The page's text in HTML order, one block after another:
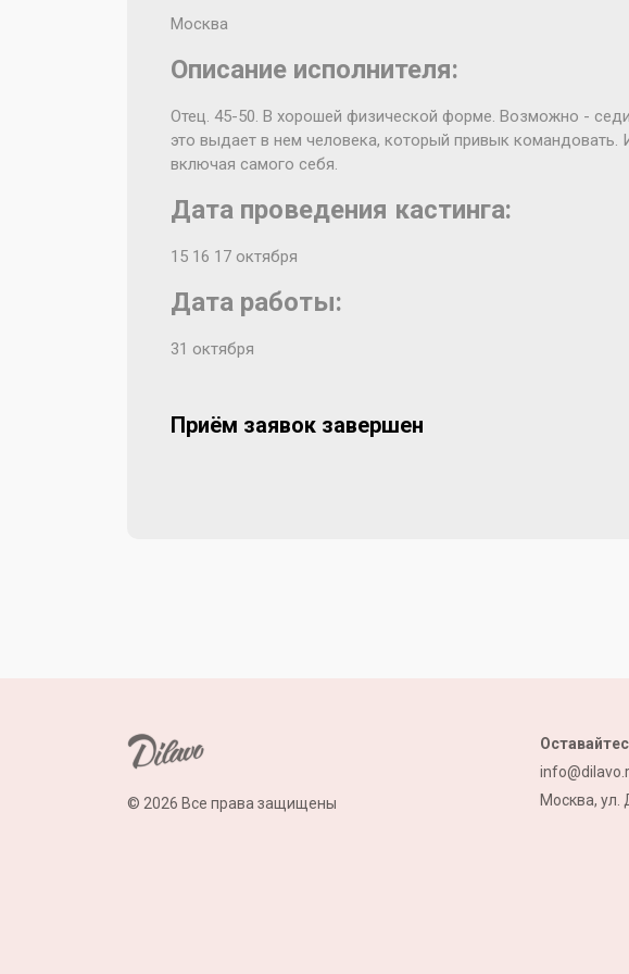
Москва
Описание исполнителя:
Отец. 45-50. В хорошей физической форме. Возможно -
это выдает в нем человека, который привык командовать.
включая самого себя.
Дата проведения кастинга:
15 16 17 октября
Дата работы:
31 октября
Приём заявок завершен
© 2026 Все права защищены
Москва, ул.